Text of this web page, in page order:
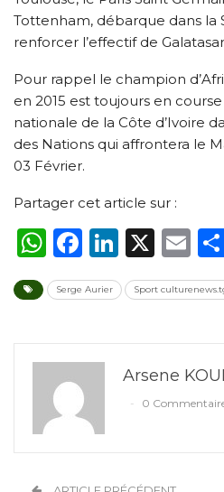
Tottenham, débarque dans la
renforcer l’effectif de
Pour rappel le champion
en 2015 est toujours en
nationale de la Côte d’Ivoire
des Nations qui affrontera le
03 Février.
Partager cet article sur :
WhatsApp
Facebook
X
Serge Aurier Sport
Arsene
0